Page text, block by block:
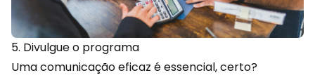
5. Divulgue o programa
Uma comunicação eficaz é essencial, certo?